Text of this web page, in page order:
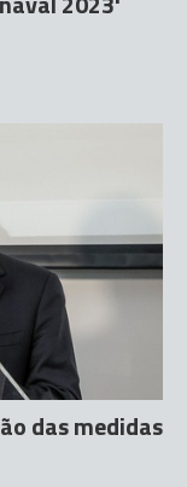
das medidas